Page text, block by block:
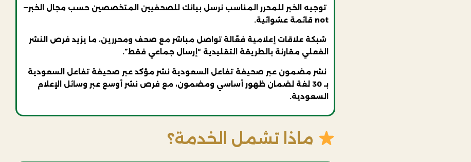
توجيه الخبر للمحرر المناسب نرسل بيانك للصحفيين المتخصصين حسب مجال الخبر—
not قائمة عشوائية.
شبكة علاقات إعلامية فعّالة تواصل مباشر مع صحف ومحررين، ما يزيد فرص النشر
الفعلي مقارنة بالطريقة التقليدية “إرسال جماعي فقط”.
نشر مضمون عبر صحيفة تفاعل السعودية نشر مؤكد عبر صحيفة تفاعل السعودية
بـ 30 لغة لضمان ظهور أساسي ومضمون، مع فرص نشر أوسع عبر وسائل الإعلام
السعودية.
ماذا تشمل الخدمة؟